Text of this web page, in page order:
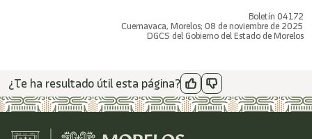
Boletín 04172
Cuernavaca, Morelos; 08 de noviembre de 2025
DGCS del Gobierno del Estado de Morelos
¿Te ha resultado útil esta página?